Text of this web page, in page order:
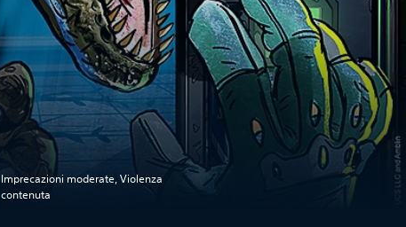
Imprecazioni moderate, Violenza
contenuta